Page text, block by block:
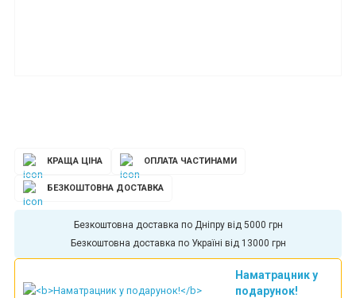
КРАЩА ЦІНА ОПЛАТА ЧАСТИНАМИ
БЕЗКОШТОВНА ДОСТАВКА
Безкоштовна доставка по Дніпру від 5000 грн
Безкоштовна доставка по Україні від 13000 грн
Наматрацник у
подарунок!